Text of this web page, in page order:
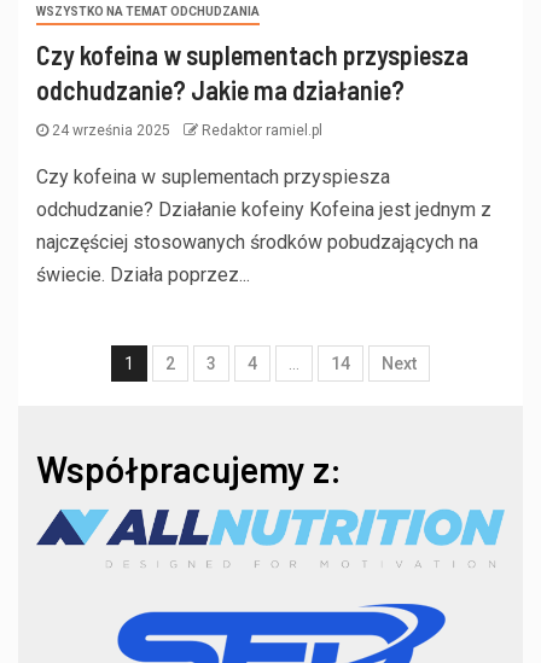
WSZYSTKO NA TEMAT ODCHUDZANIA
Czy kofeina w suplementach przyspiesza
odchudzanie? Jakie ma działanie?
24 września 2025 Redaktor ramiel.pl
Czy kofeina w suplementach przyspiesza
odchudzanie? Działanie kofeiny Kofeina jest jednym z
najczęściej stosowanych środków pobudzających na
świecie. Działa poprzez...
1 2 3 4 … 14 Next
Współpracujemy z: